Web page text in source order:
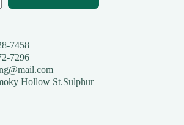
7458
7296
Hollow St.Sulphur